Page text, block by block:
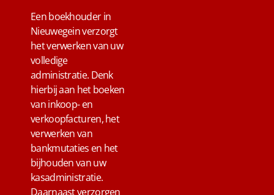
Een boekhouder in
Nieuwegein verzorgt
het verwerken van uw
volledige
administratie. Denk
hierbij aan het boeken
van inkoop- en
verkoopfacturen, het
verwerken van
bankmutaties en het
bijhouden van uw
kasadministratie.
Daarnaast verzorgen